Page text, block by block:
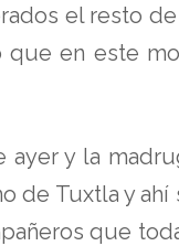
el resto
en este
y la
de Tuxtla y
que